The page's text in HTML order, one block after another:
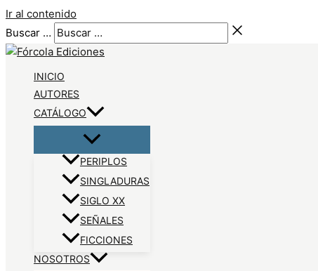
Ir al contenido
Buscar …
INICIO
AUTORES
CATÁLOGO
PERIPLOS
SINGLADURAS
SIGLO XX
SEÑALES
FICCIONES
NOSOTROS